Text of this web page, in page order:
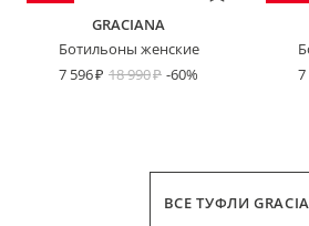
GRACIANA
Ботильоны женские
7 596
18 990 -60%
7
ВСЕ ТУФЛИ